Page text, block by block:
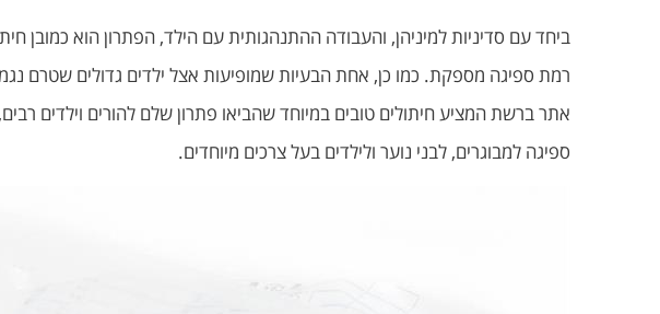
ביחד עם סדיניות למיניהן, והעבודה ההתנהגותית עם הילד, הפתרון הוא כמובן
ספיגה למבוגרים, לבני נוער ולילדים בעל צרכים מיוחדים.